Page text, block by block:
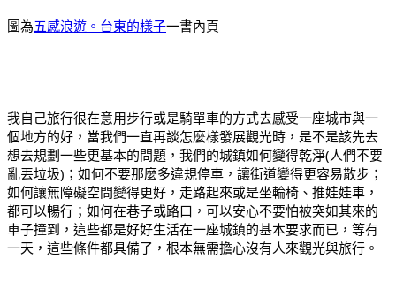
圖為五感浪遊。台東的樣子一書內頁
我自己旅行很在意用步行或是騎單車的方式去感受一座城市與一
個地方的好，當我們一直再談怎麼樣發展觀光時，是不是該先去
想去規劃一些更基本的問題，我們的城鎮如何變得乾淨(人們不要
亂丟垃圾)；如何不要那麼多違規停車，讓街道變得更容易散步；
如何讓無障礙空間變得更好，走路起來或是坐輪椅、推娃娃車，
都可以暢行；如何在巷子或路口，可以安心不要怕被突如其來的
車子撞到，這些都是好好生活在一座城鎮的基本要求而已，等有
一天，這些條件都具備了，根本無需擔心沒有人來觀光與旅行。